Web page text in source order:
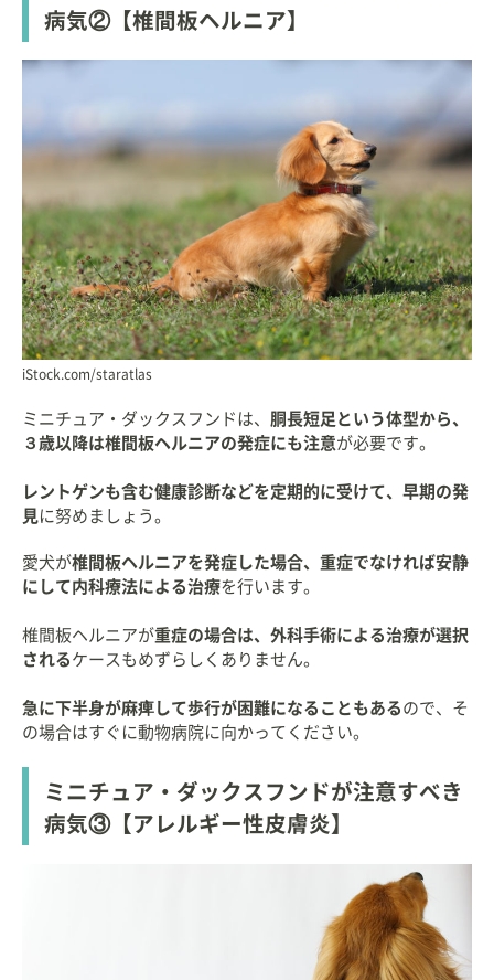
病気②【椎間板ヘルニア】
iStock.com/staratlas
ミニチュア・ダックスフンドは、 胴長短足という体型から、
３歳以降は椎間板ヘルニアの発症にも注意が必要です。
レントゲンも含む健康診断などを定期的に受けて、早期の発
見に努めましょう。
愛犬が椎間板ヘルニアを発症した場合、重症でなければ安静
にして内科療法による治療を行います。
椎間板ヘルニアが重症の場合は、外科手術による治療が選択
される ケースもめずらしくありません。
急に下半身が麻痺して歩行が困難になることもある ので、そ
の場合はすぐに動物病院に向かってください。
ミニチュア・ダックスフンドが注意すべき
病気③【アレルギー性皮膚炎】